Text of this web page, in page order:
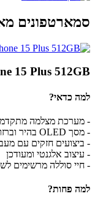
סמארטפונים
15 Plus 512GB
למה כדאי?
- מערכת מצלמה מתקדמת
- מסך OLED בהיר וברזולוציה גבוהה
- ביצועים חזקים עם
- עיצוב אלגנטי ומעודכן
- חיי סוללה מרשימים
למה פחות?